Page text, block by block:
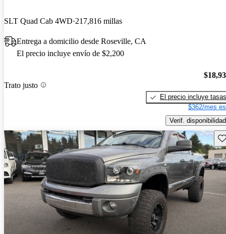
SLT Quad Cab 4WD 217,816 millas
Entrega a domicilio desde Roseville, CA
El precio incluye envío de $2,200
Trato justo
El precio incluye tasas
$362/mes
Verif. disponibilidad